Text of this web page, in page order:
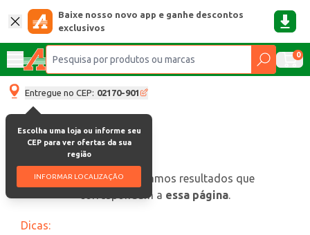
Baixe nosso novo app e ganhe descontos
exclusivos
0
Entregue no CEP: 02170-901
Escolha uma loja ou informe seu
CEP para ver ofertas da sua
região
INFORMAR LOCALIZAÇÃO
oops, não encontramos resultados que
correspondam a essa página.
Dicas: